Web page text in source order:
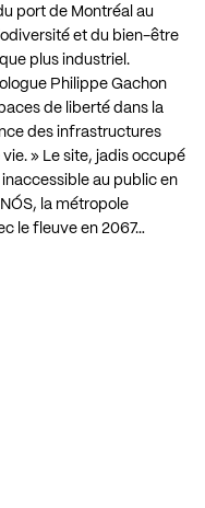
port de Montréal au
et du bien-être
plus industriel.
Philippe Gachon
de liberté dans la
des infrastructures
» Le site, jadis occupé
au public en
la métropole
le fleuve en 2067…